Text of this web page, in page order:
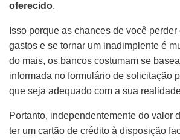
oferecido.
Isso porque as chances de você
gastos e se tornar um inadimplente é
do mais, os bancos costumam se
informada no formulário de solicitação
que seja adequado com a sua
Portanto, independentemente do valor
ter um cartão de crédito à disposição